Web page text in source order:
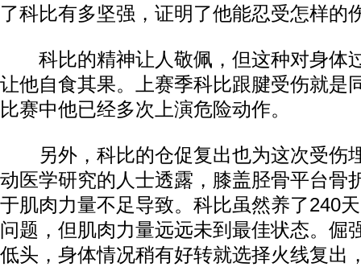
了科比有多坚强，证明了他能忍受怎样的
科比的精神让人敬佩，但这种对身体
让他自食其果。上赛季科比跟腱受伤就是
比赛中他已经多次上演危险动作。
另外，科比的仓促复出也为这次受伤
动医学研究的人士透露，膝盖胫骨平台骨
于肌肉力量不足导致。科比虽然养了240
问题，但肌肉力量远远未到最佳状态。倔
低头，身体情况稍有好转就选择火线复出